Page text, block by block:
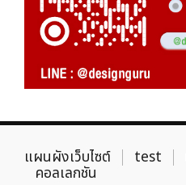
แผนผังเว็บไซต์ test
คอลเลกชัน